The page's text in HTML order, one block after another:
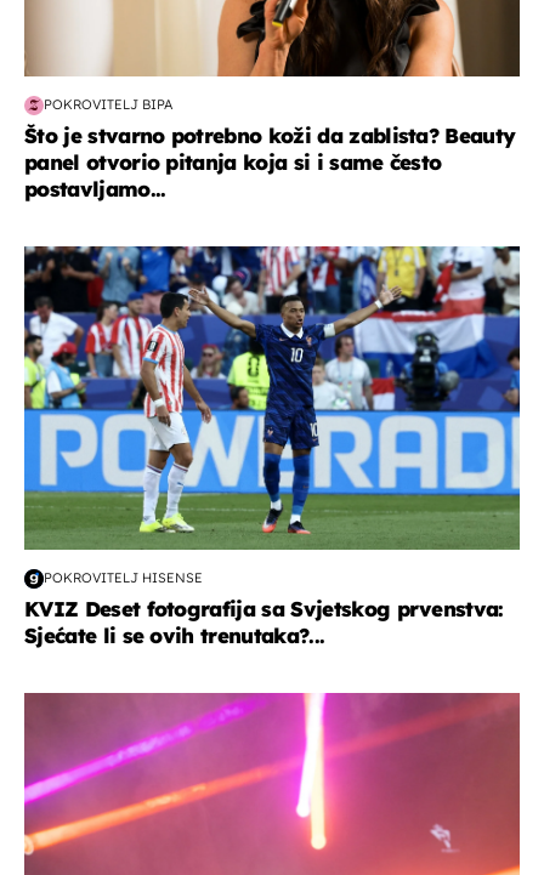
POKROVITELJ BIPA
Što je stvarno potrebno koži da zablista? Beauty
panel otvorio pitanja koja si i same često
postavljamo...
svjetsko prvenstvo 2026
POKROVITELJ HISENSE
KVIZ Deset fotografija sa Svjetskog prvenstva:
Sjećate li se ovih trenutaka?...